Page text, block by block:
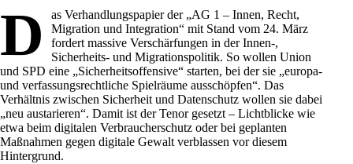
D
as Verhandlungspapier der „AG 1 – Innen, Recht,
Migration und Integration“ mit Stand vom 24. März
fordert massive Verschärfungen in der Innen-,
Sicherheits- und Migrationspolitik. So wollenUnion
und SPD eine „Sicherheitsoffensive“ starten, bei der sie „europa-
und verfassungsrechtliche Spielräume ausschöpfen“. Das
Verhältnis zwischen Sicherheit und Datenschutz wollen sie dabei
„neu austarieren“. Damit ist der Tenor gesetzt – Lichtblicke wie
etwa beim digitalen Verbraucherschutz oder bei geplanten
Maßnahmen gegen digitale Gewalt verblassen vor diesem
Hintergrund.